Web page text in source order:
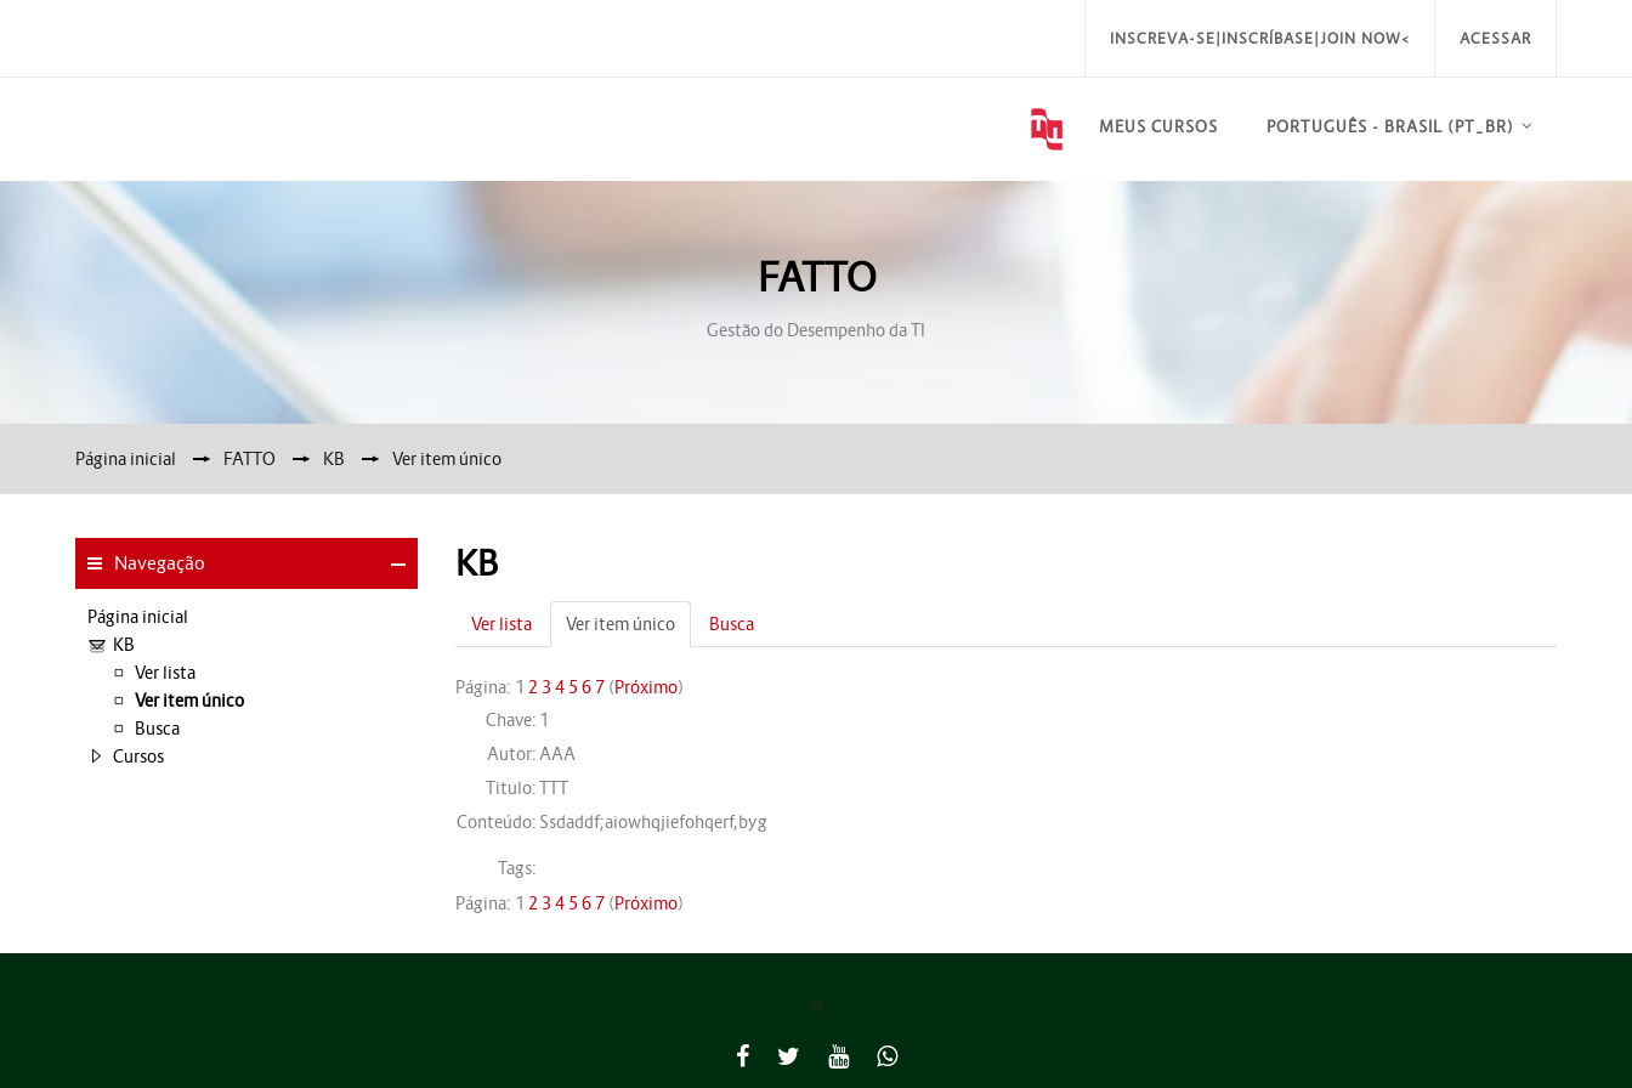
INSCREVA-SE|INSCRÍBASE|JOIN NOW< ACESSAR
MEUS CURSOS PORTUGUÊS - BRASIL ‎(PT_BR)‎
FATTO
Gestão do Desempenho da TI
Página inicial ▶︎ FATTO ▶︎ KB ▶︎ Ver item único
KB
Ver lista Ver item único Busca
Página: 1 2 3 4 5 6 7(Próximo)
Chave: 1
Autor:AAA
Titulo:TTT
Conteúdo: Ssdaddf;aiowhqjiefohqerf,byg
Tags:
Página: 1 2 3 4 5 6 7(Próximo)
Navegação
Página inicial
KB
Ver lista
Ver item único
Busca
Cursos